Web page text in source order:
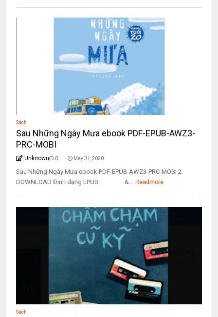
Sách
Sau Những Ngày Mưa ebook PDF-EPUB-AWZ3-
PRC-MOBI
Unknown 0 May 31, 2020
Sau Những Ngày Mưa ebook PDF-EPUB-AWZ3-PRC-MOBI 2.
DOWNLOAD Định dạng EPUB &... Readmore
Sách